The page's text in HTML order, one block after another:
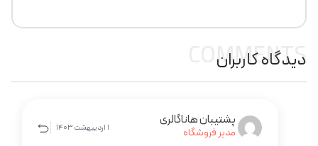
دیدگاه کاربران
COMMENTS
پشتیبان هاناگالری
مدیر فروشگاه 1 اردیبهشت 1403